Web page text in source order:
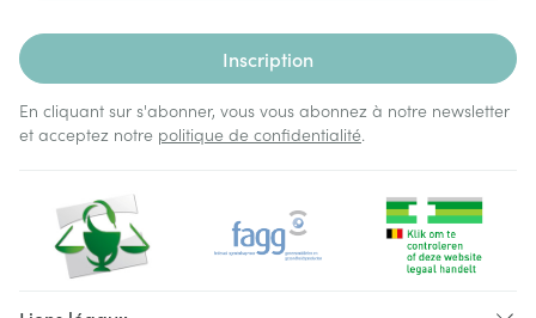
Inscription
En cliquant sur s'abonner, vous vous abonnez à notre newsletter
et acceptez notre politique de confidentialité.